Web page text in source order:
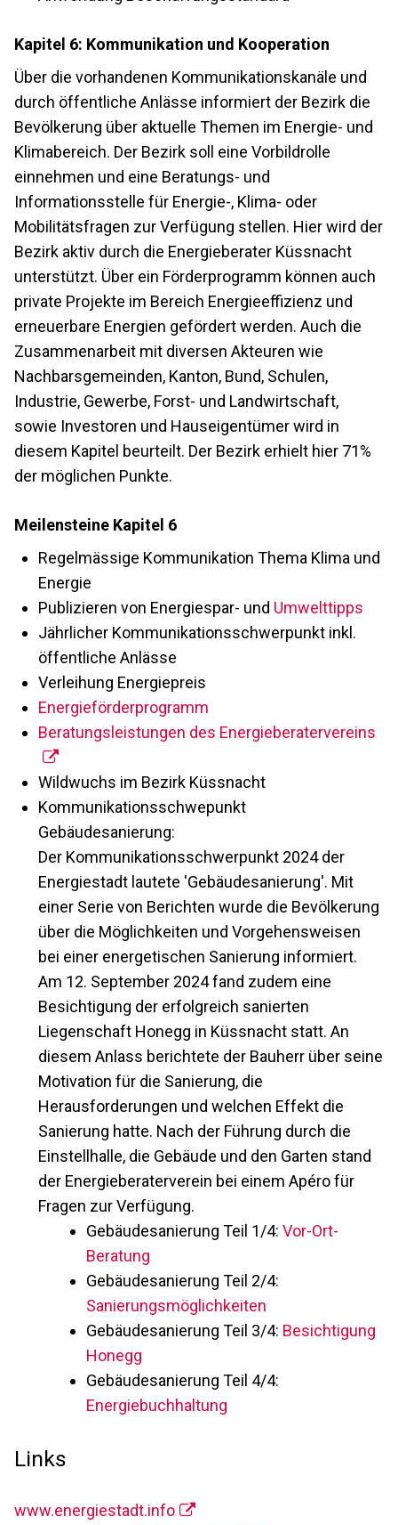
Kapitel 6: Kommunikation und Kooperation
Über die vorhandenen Kommunikationskanäle und
durch öffentliche Anlässe informiert der Bezirk die
Bevölkerung über aktuelle Themen im Energie- und
Klimabereich. Der Bezirk soll eine Vorbildrolle
einnehmen und eine Beratungs- und
Informationsstelle für Energie-, Klima- oder
Mobilitätsfragen zur Verfügung stellen. Hier wird der
Bezirk aktiv durch die Energieberater Küssnacht
unterstützt. Über ein Förderprogramm können auch
private Projekte im Bereich Energieeffizienz und
erneuerbare Energien gefördert werden. Auch die
Zusammenarbeit mit diversen Akteuren wie
Nachbarsgemeinden, Kanton, Bund, Schulen,
Industrie, Gewerbe, Forst- und Landwirtschaft,
sowie Investoren und Hauseigentümer wird in
diesem Kapitel beurteilt. Der Bezirk erhielt hier 71%
der möglichen Punkte.
Meilensteine Kapitel 6
Regelmässige Kommunikation Thema Klima und
Energie
Publizieren von Energiespar- und Umwelttipps
Jährlicher Kommunikationsschwerpunkt inkl.
öffentliche Anlässe
Verleihung Energiepreis
Energieförderprogramm
Beratungsleistungen des Energieberatervereins
Wildwuchs im Bezirk Küssnacht
Kommunikationsschwepunkt
Gebäudesanierung:
Der Kommunikationsschwerpunkt 2024 der
Energiestadt lautete 'Gebäudesanierung'. Mit
einer Serie von Berichten wurde die Bevölkerung
über die Möglichkeiten und Vorgehensweisen
bei einer energetischen Sanierung informiert.
Am 12. September 2024 fand zudem eine
Besichtigung der erfolgreich sanierten
Liegenschaft Honegg in Küssnacht statt. An
diesem Anlass berichtete der Bauherr über seine
Motivation für die Sanierung, die
Herausforderungen und welchen Effekt die
Sanierung hatte. Nach der Führung durch die
Einstellhalle, die Gebäude und den Garten stand
der Energieberaterverein bei einem Apéro für
Fragen zur Verfügung.
Gebäudesanierung Teil 1/4: Vor-Ort-
Beratung
Gebäudesanierung Teil 2/4:
Sanierungsmöglichkeiten
Gebäudesanierung Teil 3/4: Besichtigung
Honegg
Gebäudesanierung Teil 4/4:
Energiebuchhaltung
Links
www.energiestadt.info